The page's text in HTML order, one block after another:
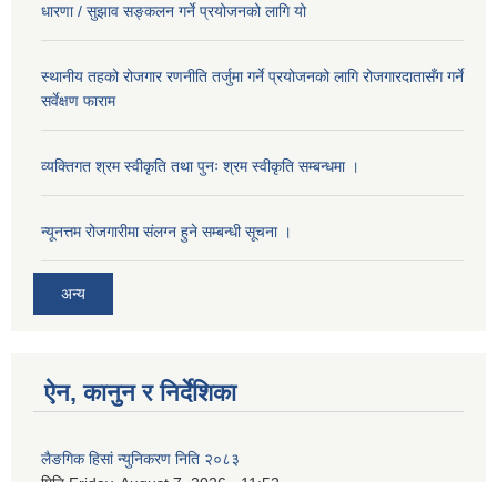
धारणा / सुझाव सङ्कलन गर्ने प्रयोजनको लागि यो
स्थानीय तहको रोजगार रणनीति तर्जुमा गर्ने प्रयोजनको लागि रोजगारदातासँग गर्ने
सर्वेक्षण फाराम
व्यक्तिगत श्रम स्वीकृति तथा पुनः श्रम स्वीकृति सम्बन्धमा ।
न्यूनत्तम रोजगारीमा संलग्न हुने सम्बन्धी सूचना ।
अन्य
ऐन, कानुन र निर्देशिका
लैङगिक हिसां न्युनिकरण निति २०८३